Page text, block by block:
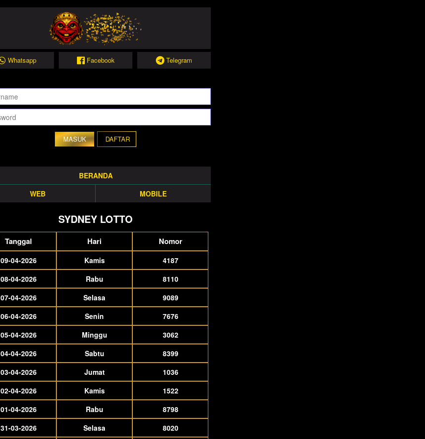
Whatsapp Facebook Telegram
DAFTAR
BERANDA
WEB
MOBILE
SYDNEY LOTTO
Tanggal Hari Nomor
09-04-2026 Kamis
4187
08-04-2026
Rabu
8110
07-04-2026
Selasa
9089
06-04-2026
Senin
7676
05-04-2026
Minggu
3062
04-04-2026
Sabtu
8399
03-04-2026
Jumat
1036
02-04-2026
Kamis
1522
01-04-2026
Rabu
8798
31-03-2026
Selasa 8020